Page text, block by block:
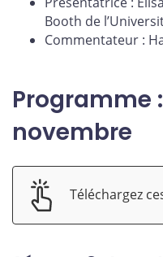
Booth de
Commentateur :
Programme
novembre
Téléchargez